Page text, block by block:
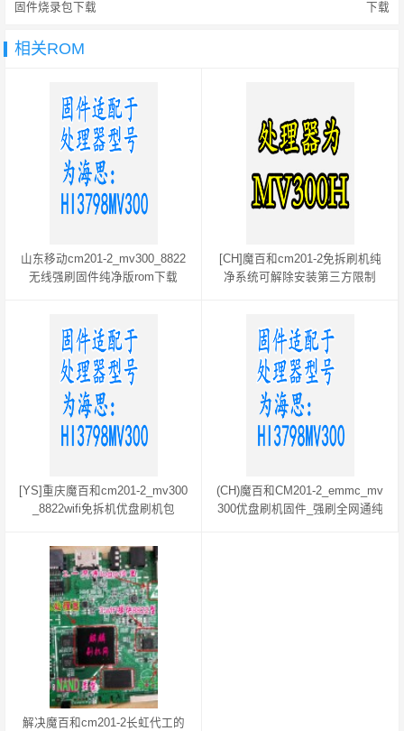
固件烧录包下载 下载
相关ROM
山东移动cm201-2_mv300_8822
无线强刷固件纯净版rom下载
[CH]魔百和cm201-2免拆刷机纯
净系统可解除安装第三方限制
[YS]重庆魔百和cm201-2_mv300
_8822wifi免拆机优盘刷机包
(CH)魔百和CM201-2_emmc_mv
300优盘刷机固件_强刷全网通纯
解决魔百和cm201-2长虹代工的